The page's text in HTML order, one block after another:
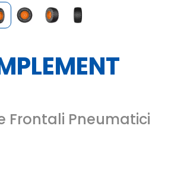
Frontali Pneumatici